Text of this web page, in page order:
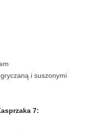
i suszonymi
7: